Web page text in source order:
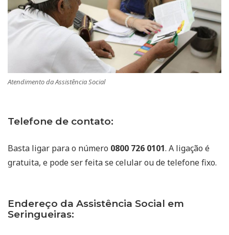
Atendimento da Assistência Social
Telefone de contato:
Basta ligar para o número 0800 726 0101. A ligação é
gratuita, e pode ser feita se celular ou de telefone fixo.
Endereço da Assistência Social em
Seringueiras: